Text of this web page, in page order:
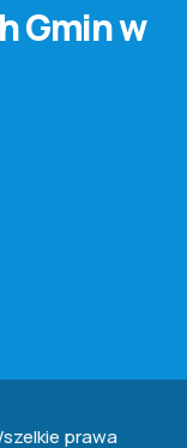
Gmin w
prawa